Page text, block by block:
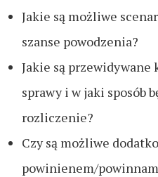
Jakie są możliwe
szanse powodzenia?
Jakie są
sprawy i w jaki sposób
rozliczenie?
Czy są możliwe
powinienem/